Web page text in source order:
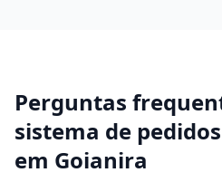
Perguntas
sistema de
em Goianira